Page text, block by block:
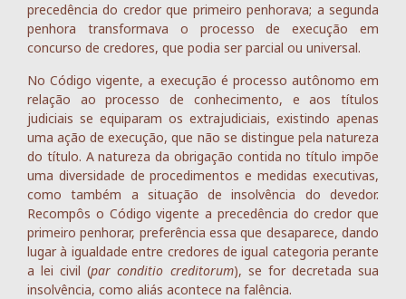
precedência do credor que primeiro penhorava; a segunda
penhora transformava o processo de execução em
concurso de credores, que podia ser parcial ou universal.
No Código vigente, a execução é processo autônomo em
relação ao processo de conhecimento, e aos títulos
judiciais se equiparam os extrajudiciais, existindo apenas
uma ação de execução, que não se distingue pela natureza
do título. A natureza da obrigação contida no título impõe
uma diversidade de procedimentos e medidas executivas,
como também a situação de insolvência do devedor.
Recompôs o Código vigente a precedência do credor que
primeiro penhorar, preferência essa que desaparece, dando
lugar à igualdade entre credores de igual categoria perante
a lei civil (par conditio creditorum), se for decretada sua
insolvência, como aliás acontece na falência.